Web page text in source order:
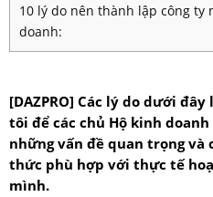
10 lý do nên thành lập công ty
doanh:
[DAZPRO] Các lý do dưới
tôi để các chủ Hộ kinh
những vấn đề quan trọng và
thức phù hợp với thực tế
mình.